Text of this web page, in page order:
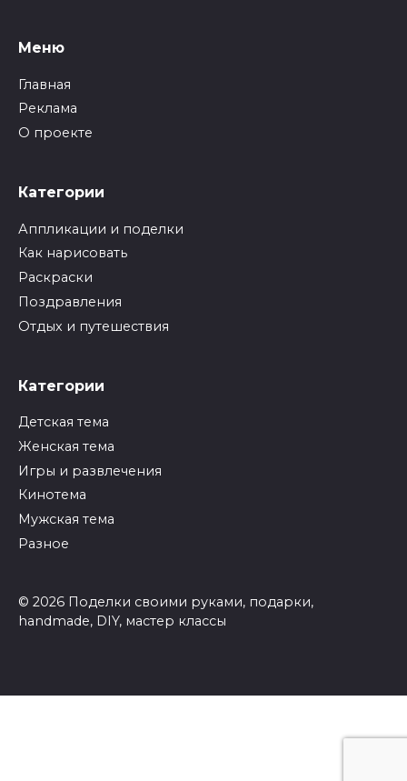
Меню
Главная
Реклама
О проекте
Категории
Аппликации и поделки
Как нарисовать
Раскраски
Поздравления
Отдых и путешествия
Категории
Детская тема
Женская тема
Игры и развлечения
Кинотема
Мужская тема
Разное
© 2026 Поделки своими руками, подарки,
handmade, DIY, мастер классы